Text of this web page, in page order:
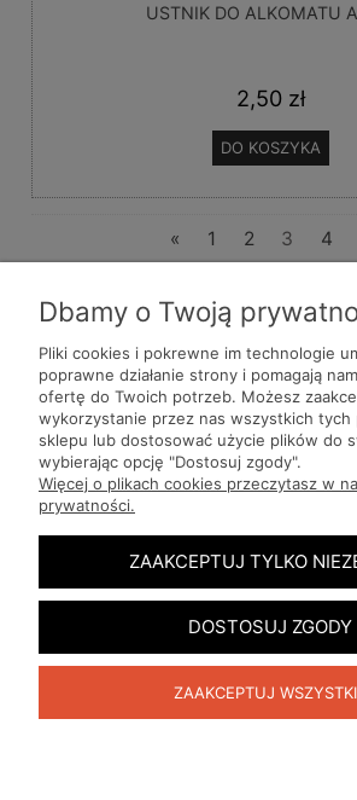
USTNIK DO ALKOMATU
2,50 zł
DO KOSZYKA
« 1 2 3 4
Pomoc
Moje konto
Płatności i dostawa
Informacje
O nas
Producenci
Dbamy o Twoją
Pliki cookies i pokrewne im technologie
poprawne działanie strony i pomagają
ofertę do Twoich potrzeb. Możesz
wykorzystanie przez nas wszystkich tych
sklepu lub dostosować użycie plików do
wybierając opcję "Dostosuj zgody".
Więcej o plikach cookies przeczytasz w
prywatności.
ZAAKCEPTUJ TYLKO
DOSTOSUJ ZGODY
ZAAKCEPTUJ